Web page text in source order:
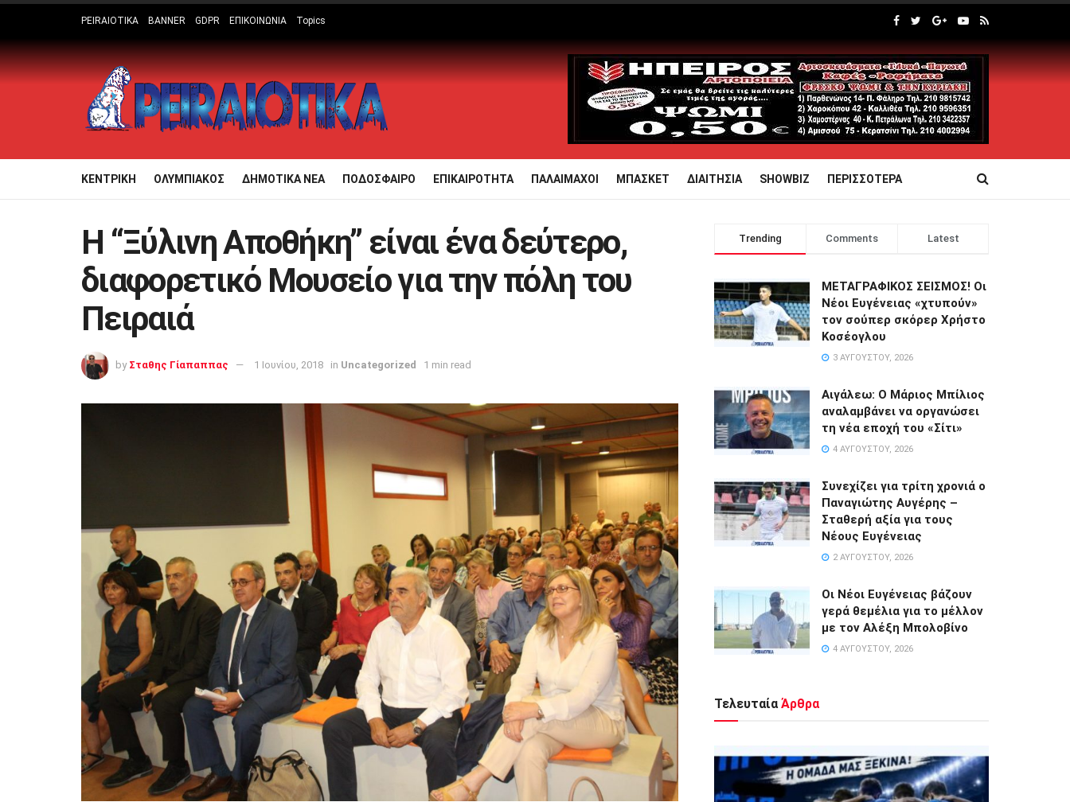
PEIRAIOTIKA BANNER GDPR ΕΠΙΚΟΙΝΩΝΙΑ Topics
ΚΕΝΤΡΙΚΗ ΟΛΥΜΠΙΑΚΟΣ ΔΗΜΟΤΙΚΑ ΝΕΑ ΠΟΔΟΣΦΑΙΡΟ ΕΠΙΚΑΙΡΟΤΗΤΑ ΠΑΛΑΙΜΑΧΟΙ ΜΠΑΣΚΕΤ ΔΙΑΙΤΗΣΙΑ SHOWBIZ ΠΕΡΙΣΣΟΤΕΡΑ
Η “Ξύλινη Αποθήκη” είναι ένα δεύτερο,
διαφορετικό Μουσείο για την πόλη του
Πειραιά
by Σταθης Γίαπαππας 1 Ιουνίου, 2018 in Uncategorized 1 min read
Trending Comments Latest
ΜΕΤΑΓΡΑΦΙΚΟΣ ΣΕΙΣΜΟΣ! Οι
Νέοι Ευγένειας «χτυπούν»
τον σούπερ σκόρερ Χρήστο
Κοσέογλου
3 ΑΥΓΟΎΣΤΟΥ, 2026
Αιγάλεω: Ο Μάριος Μπίλιος
αναλαμβάνει να οργανώσει
τη νέα εποχή του «Σίτι»
4 ΑΥΓΟΎΣΤΟΥ, 2026
Συνεχίζει για τρίτη χρονιά ο
Παναγιώτης Αυγέρης –
Σταθερή αξία για τους
Νέους Ευγένειας
2 ΑΥΓΟΎΣΤΟΥ, 2026
Οι Νέοι Ευγένειας βάζουν
γερά θεμέλια για το μέλλον
με τον Αλέξη Μπολοβίνο
4 ΑΥΓΟΎΣΤΟΥ, 2026
Τελευταία Άρθρα